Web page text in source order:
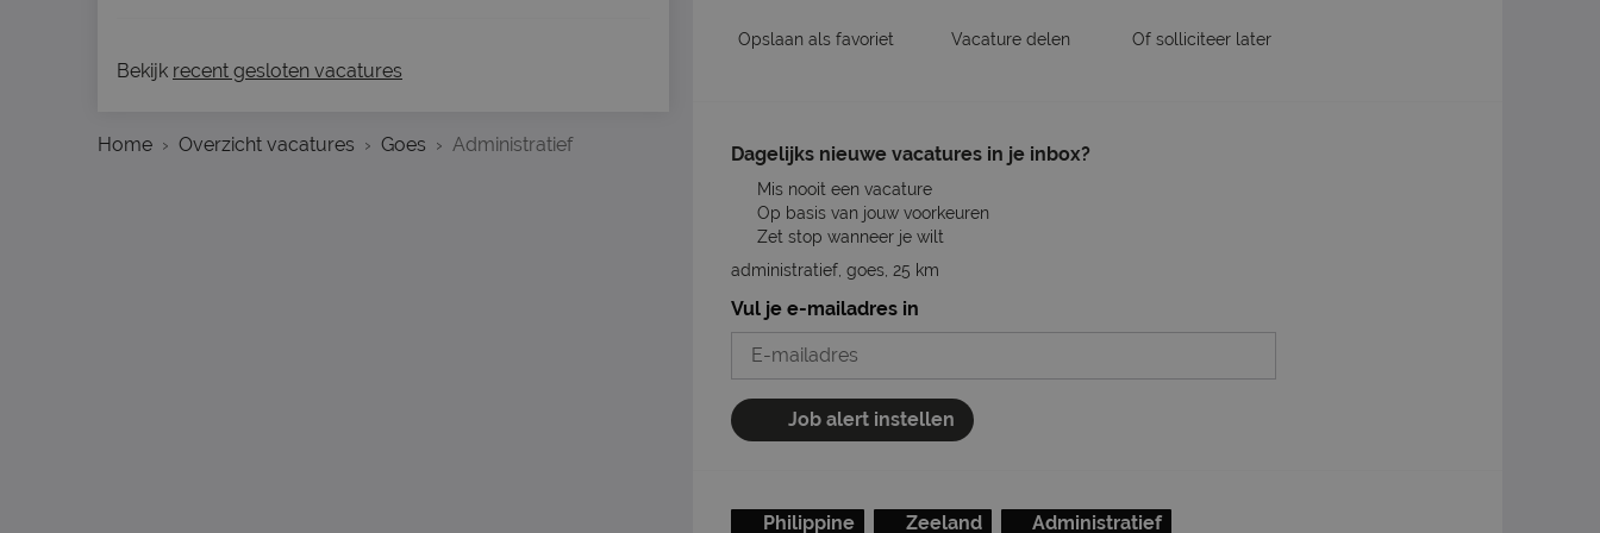
Bekijk recent gesloten vacatures
Home Overzicht vacatures Goes Administratief
Opslaan als favoriet Vacature delen Of solliciteer later
Dagelijks nieuwe vacatures in je inbox?
Mis nooit een vacature
Op basis van jouw voorkeuren
Zet stop wanneer je wilt
administratief, goes, 25 km
Vul je e-mailadres in
Job alert instellen
Philippine Zeeland Administratief